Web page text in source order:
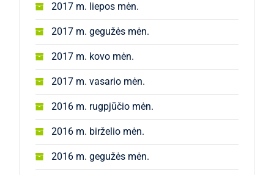
2017 m. liepos mėn.
2017 m. gegužės mėn.
2017 m. kovo mėn.
2017 m. vasario mėn.
2016 m. rugpjūčio mėn.
2016 m. birželio mėn.
2016 m. gegužės mėn.